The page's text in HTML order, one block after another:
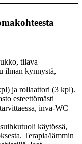
tilava
ilman kynnystä,
ja rollaattori (3 kpl).
esteettömästi
inva-WC
käytössä,
Terapia/lämmin